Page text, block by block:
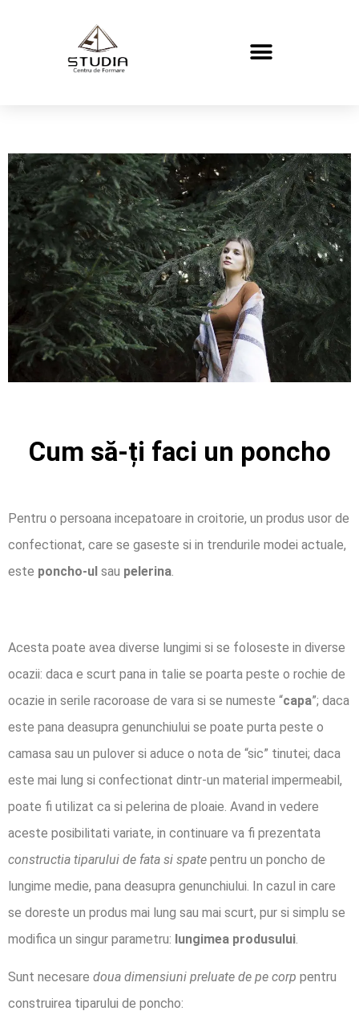
Cum să-ți faci un poncho
Pentru o persoana incepatoare in croitorie, un produs usor de
confectionat, care se gaseste si in trendurile modei actuale,
este poncho-ul sau pelerina.
Acesta poate avea diverse lungimi si se foloseste in diverse
ocazii: daca e scurt pana in talie se poarta peste o rochie de
ocazie in serile racoroase de vara si se numeste “capa”; daca
este pana deasupra genunchiului se poate purta peste o
camasa sau un pulover si aduce o nota de “sic” tinutei; daca
este mai lung si confectionat dintr-un material impermeabil,
poate fi utilizat ca si pelerina de ploaie. Avand in vedere
aceste posibilitati variate, in continuare va fi prezentata
constructia tiparului de fata si spate pentru un poncho de
lungime medie, pana deasupra genunchiului. In cazul in care
se doreste un produs mai lung sau mai scurt, pur si simplu se
modifica un singur parametru: lungimea produsului.
Sunt necesare doua dimensiuni preluate de pe corp pentru
construirea tiparului de poncho: